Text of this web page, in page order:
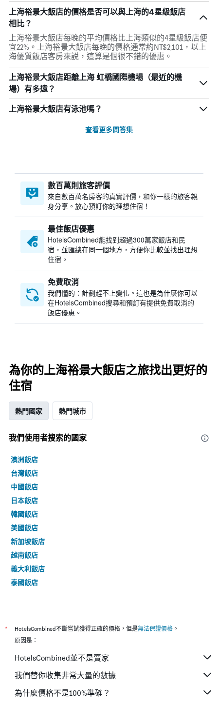
上海裕景大飯店的價格是否可以與上海的4星級飯店
相比？
上海裕景大飯店每晚的平均價格比上海類似的4星級飯店便
宜22%。上海裕景大飯店每晚的價格通常約NT$2,101，以上
海優質飯店客房來説，這算是個很不錯的優惠。
上海裕景大飯店距離上海 虹橋國際機場（最近的機
場）有多遠？
上海裕景大飯店有泳池嗎？
查看更多問答集
數百萬則旅客評價
來自數百萬名房客的真實評價，和你一樣的旅客親
身分享。放心預訂你的理想住宿！
最佳飯店優惠
HotelsCombined​能找到超過300萬家飯店和民
宿，並匯總在同一個地方，方便你比較並找出理想
住宿。
免費取消
我們懂的：計劃趕不上變化。這也是為什麼你可以
在HotelsCombined搜尋和預訂有提供免費取消的
飯店優惠。
為你的上海裕景大飯店之旅找出更好的
住宿
熱門國家 熱門城市
我們使用者搜索的國家
澳洲飯店
台灣飯店
中國飯店
日本飯店
韓國飯店
美國飯店
新加坡飯店
越南飯店
義大利飯店
泰國飯店
* HotelsCombined不斷嘗試獲得正確的價格，但是無法保證價格 。
原因是：
HotelsCombined並不是賣家
我們替你收集非常大量的數據
為什麼價格不是100%準確？